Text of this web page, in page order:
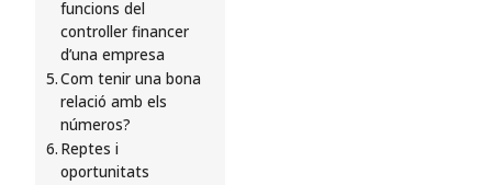
funcions del
controller financer
d’una empresa
Com tenir una bona
relació amb els
números?
Reptes i
oportunitats